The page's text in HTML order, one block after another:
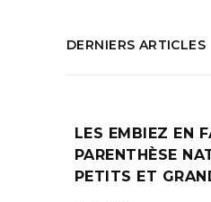
DERNIERS ARTICLES
LES EMBIEZ EN
PARENTHÈSE
PETITS ET